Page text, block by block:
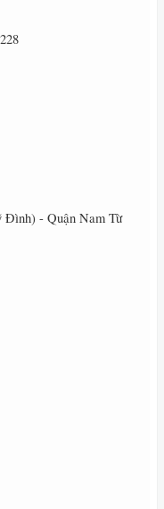
Đình) - Quận Nam Từ